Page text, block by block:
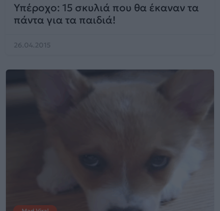
Υπέροχο: 15 σκυλιά που θα έκαναν τα
πάντα για τα παιδιά!
26.04.2015